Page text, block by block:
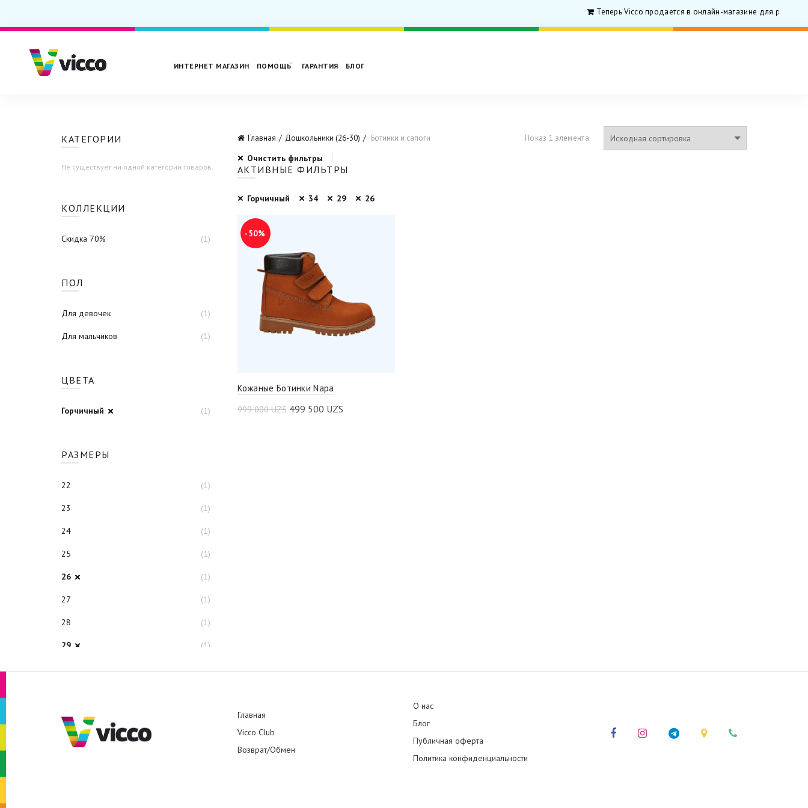
Теперь Vicco продается в онлайн-магазине для родитилей
ИНТЕРНЕТ МАГАЗИН ПОМОЩЬ ГАРАНТИЯ БЛОГ
Главная Дошкольники (26-30) Ботинки и сапоги Показ 1 элемента
Очистить фильтры
АКТИВНЫЕ ФИЛЬТРЫ
Горчичный 34 29 26
-50%
Кожаные Ботинки Napa
999 000UZS 499 500 UZS
КАТЕГОРИИ
Не существует ни одной категории товаров.
КОЛЛЕКЦИИ
Скидка 70% (1)
ПОЛ
Для девочек (1)
Для мальчиков (1)
ЦВЕТА
Горчичный (1)
РАЗМЕРЫ
22 (1)
23 (1)
24 (1)
25 (1)
26 (1)
27 (1)
28 (1)
29 (1)
Главная
Vicco Club
Возврат/Обмен
О нас
Блог
Публичная оферта
Политика конфиденциальности